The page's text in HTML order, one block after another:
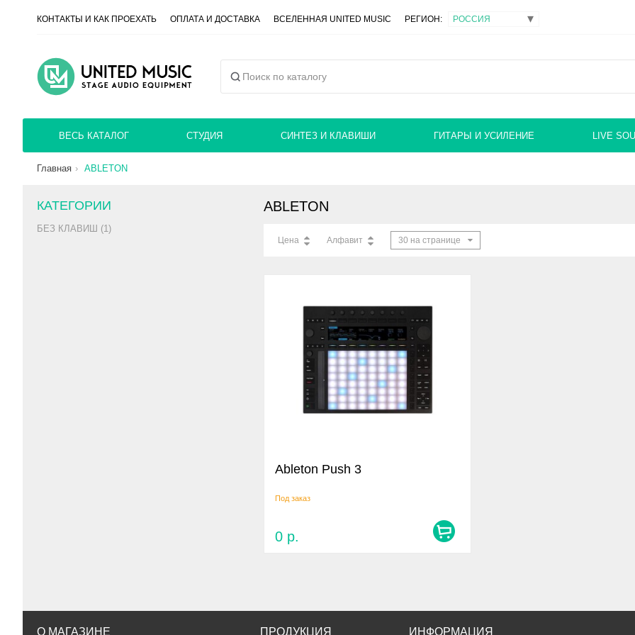
КОНТАКТЫ И КАК ПРОЕХАТЬ ОПЛАТА И ДОСТАВКА ВСЕЛЕННАЯ UNITED MUSIC РЕГИОН:
ВЕСЬ КАТАЛОГ СТУДИЯ СИНТЕЗ И КЛАВИШИ ГИТАРЫ И УСИЛЕНИЕ LIVE
Главная ABLETON
КАТЕГОРИИ
БЕЗ КЛАВИШ (1)
ABLETON
Цена Алфавит 30 на странице
Ableton Push 3
Под заказ
0 р.
О МАГАЗИНЕ ПРОДУКЦИЯ ИНФОРМАЦИЯ